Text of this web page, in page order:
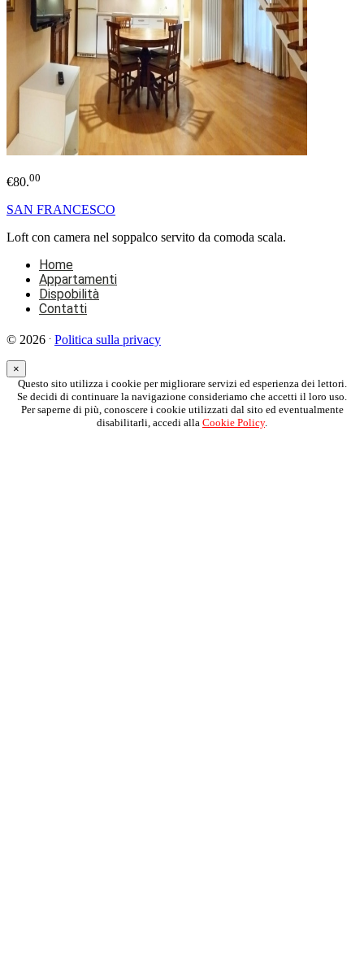
€80.00
SAN FRANCESCO
Loft con camera nel soppalco servito da comoda scala.
Home
Appartamenti
Dispobilità
Contatti
© 2026 Politica sulla privacy
×
Questo sito utilizza i cookie per migliorare servizi ed esperienza dei lettori.
Se decidi di continuare la navigazione consideriamo che accetti il loro uso.
Per saperne di più, conoscere i cookie utilizzati dal sito ed eventualmente
disabilitarli, accedi alla Cookie Policy.